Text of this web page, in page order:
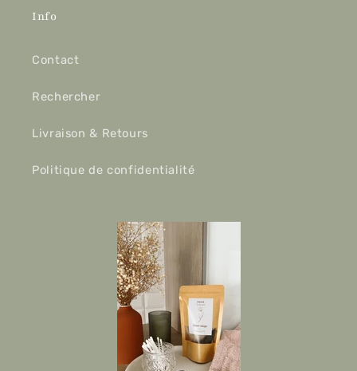
Info
Contact
Rechercher
Livraison & Retours
Politique de confidentialité